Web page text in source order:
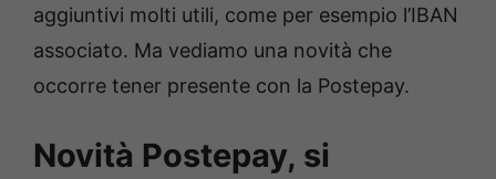
aggiuntivi molti utili, come per esempio l’IBAN
associato. Ma vediamo una novità che
occorre tener presente con la Postepay.
Novità Postepay, si